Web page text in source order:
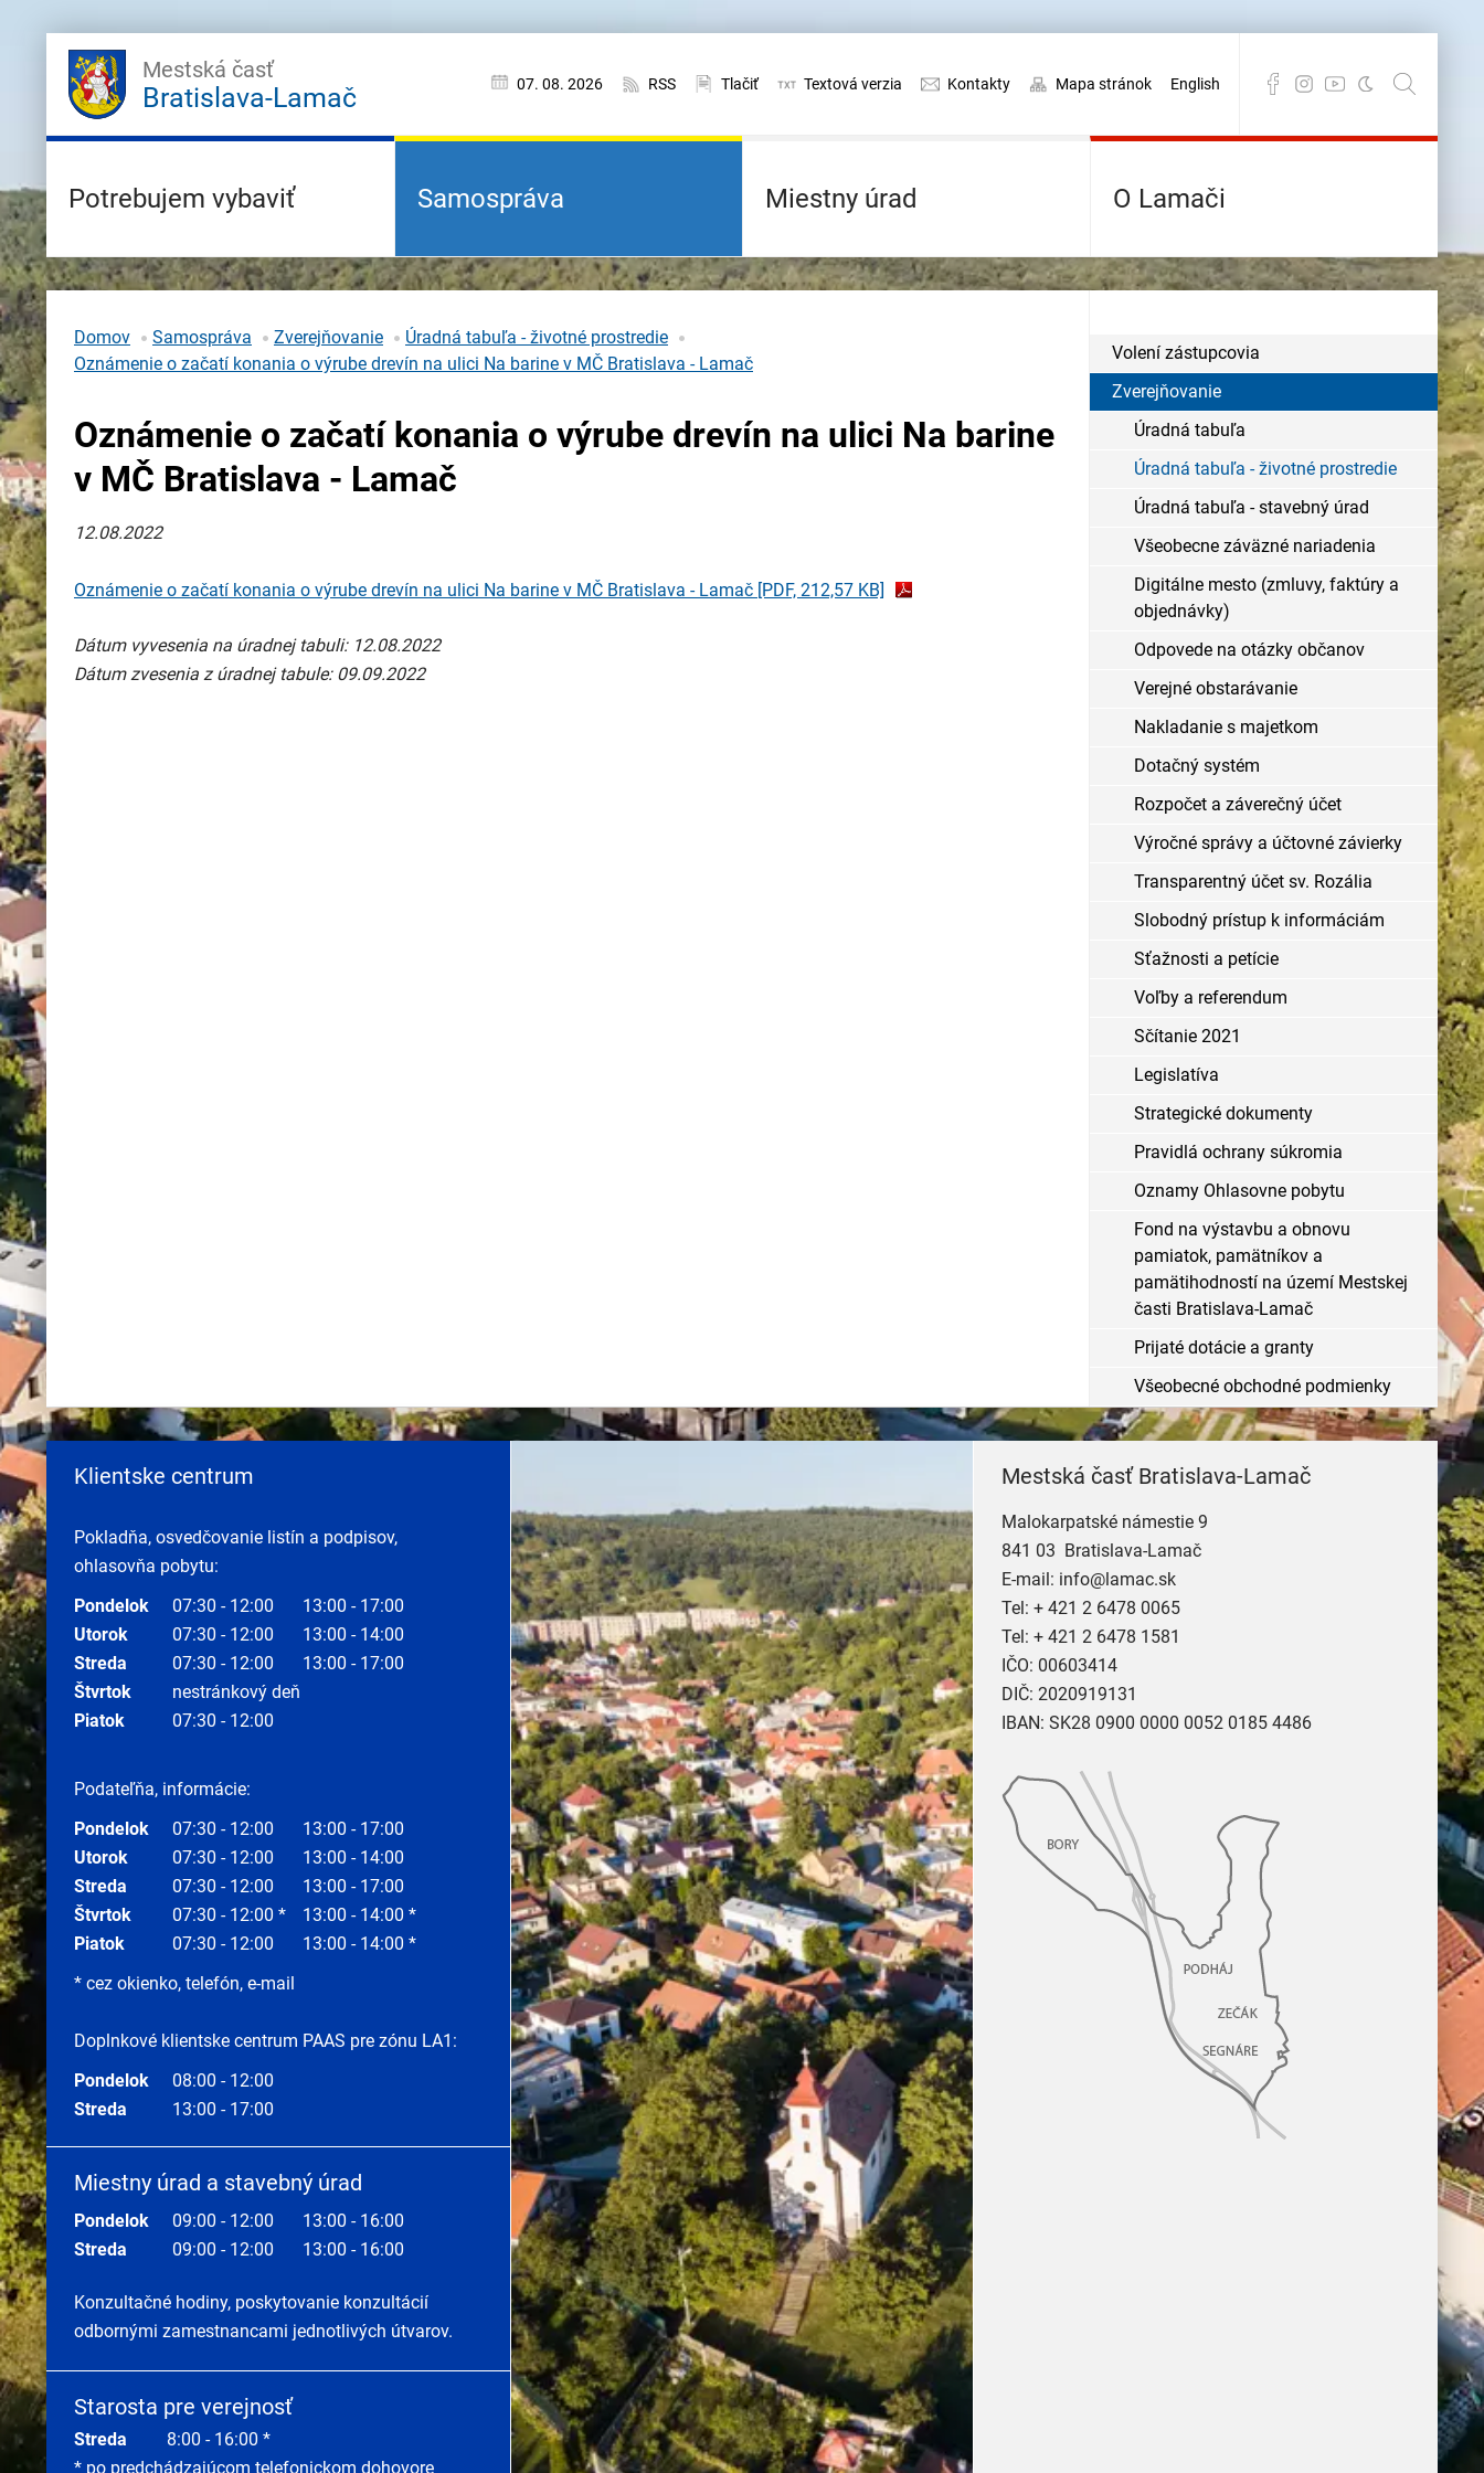
Mestská časť
Bratislava-Lamač 07. 08. 2026 RSS Tlačiť Textová verzia Kontakty Mapa stránok English
Potrebujem vybaviť Samospráva Miestny úrad O Lamači
Domov Samospráva Zverejňovanie
Úradná tabuľa - životné prostredie
Oznámenie o začatí konania o výrube drevín na ulici Na barine v MČ Bratislava - Lamač
Oznámenie o začatí konania o výrube drevín na ulici Na barine
v MČ Bratislava - Lamač
12.08.2022
Oznámenie o začatí konania o výrube drevín na ulici Na barine v MČ Bratislava - Lamač [PDF, 212,57 KB]
Dátum vyvesenia na úradnej tabuli: 12.08.2022
Dátum zvesenia z úradnej tabule: 09.09.2022
Volení zástupcovia
Zverejňovanie
Úradná tabuľa
Úradná tabuľa - životné prostredie
Úradná tabuľa - stavebný úrad
Všeobecne záväzné nariadenia
Digitálne mesto (zmluvy, faktúry a
objednávky)
Odpovede na otázky občanov
Verejné obstarávanie
Nakladanie s majetkom
Dotačný systém
Rozpočet a záverečný účet
Výročné správy a účtovné závierky
Transparentný účet sv. Rozália
Slobodný prístup k informáciám
Sťažnosti a petície
Voľby a referendum
Sčítanie 2021
Legislatíva
Strategické dokumenty
Pravidlá ochrany súkromia
Oznamy Ohlasovne pobytu
Fond na výstavbu a obnovu
pamiatok, pamätníkov a
pamätihodností na území Mestskej
časti Bratislava-Lamač
Prijaté dotácie a granty
Všeobecné obchodné podmienky
Klientske centrum
Pokladňa, osvedčovanie listín a podpisov,
ohlasovňa pobytu:
Pondelok
07:30 - 12:00
13:00 - 17:00
Utorok
07:30 - 12:00
13:00 - 14:00
Streda
07:30 - 12:00
13:00 - 17:00
Štvrtok
nestránkový deň
Piatok
07:30 - 12:00
Podateľňa, informácie:
Pondelok
07:30 - 12:00
13:00 - 17:00
Utorok
07:30 - 12:00
13:00 - 14:00
Streda
07:30 - 12:00
13:00 - 17:00
Štvrtok
07:30 - 12:00 *
13:00 - 14:00 *
Piatok
07:30 - 12:00
13:00 - 14:00 *
* cez okienko, telefón, e-mail
Doplnkové klientske centrum PAAS pre zónu LA1:
Pondelok
08:00 - 12:00
Streda
13:00 - 17:00
Miestny úrad a stavebný úrad
Pondelok 09:00 - 12:00
13:00 - 16:00
Streda
09:00 - 12:00 13:00 - 16:00
Konzultačné hodiny, poskytovanie konzultácií
odbornými zamestnancami jednotlivých útvarov.
Starosta pre verejnosť
Streda 8:00 - 16:00 *
* po predchádzajúcom telefonickom dohovore
Mestská časť Bratislava-Lamač
Malokarpatské námestie 9
841 03 Bratislava-Lamač
E-mail: info@lamac.sk
Tel:+ 421 2 6478 0065
Tel:+ 421 2 6478 1581
IČO: 00603414
DIČ: 2020919131
IBAN: SK28 0900 0000 0052 0185 4486